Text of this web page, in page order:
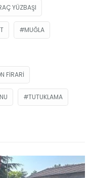
YÜZBAŞI
MUĞLA
FIRARI
TUTUKLAMA